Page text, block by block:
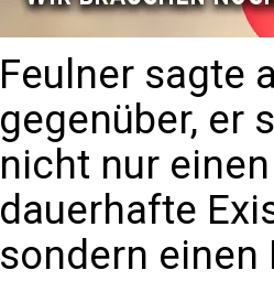
Feulner sagte
gegenüber, er
nicht nur
dauerhafte
sondern